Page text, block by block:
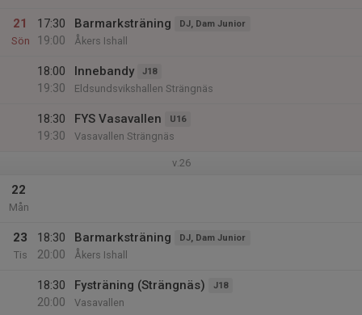
21
Sön
17:30
19:00
Barmarksträning DJ, Dam Junior
Åkers Ishall
18:00
19:30
Innebandy J18
Eldsundsvikshallen Strängnäs
18:30
19:30
FYS Vasavallen U16
Vasavallen Strängnäs
v.26
22
Mån
23
Tis
18:30
20:00
Barmarksträning DJ, Dam Junior
Åkers Ishall
18:30
20:00
Fysträning (Strängnäs) J18
Vasavallen